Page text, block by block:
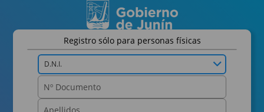
Registro sólo para personas físicas
D.N.I.